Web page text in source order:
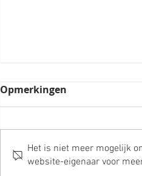
Van plan tot beleving
Opmerkingen
Het is niet meer mogelijk
website-eigenaar voor